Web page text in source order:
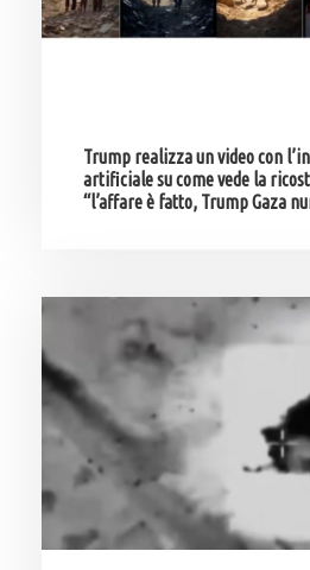
Trump realizza un video con
artificiale su come vede la
“l’affare è fatto, Trump Gaza